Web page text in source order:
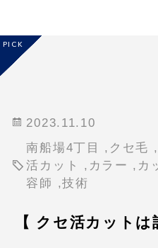
PICK
2023.11.10
南船場4丁目 , クセ毛 ,
活カット , カラー , カ
容師 ,技術
【 クセ活カットは